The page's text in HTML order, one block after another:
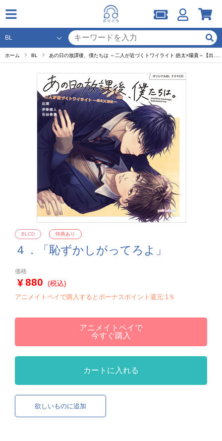
ホーム BL あの日の放課後、僕たちは ～二人が近づくトワイライト 皓太×陽貴～【出演声優：伊東健人 石谷春貴】
４．「恥ずかしがってろよ」
BLCD 特典あり
価格
880 (税込)
アニメイトペイで購入するとボーナスポイント還元:1％
アニメイトペイで
今すぐ購入
カートに入れる
欲しいものに追加